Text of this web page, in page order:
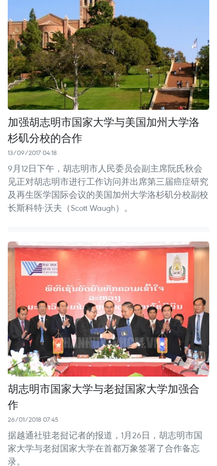
加强胡志明市国家大学与美国加州大学洛
杉矶分校的合作
13/09/2017 04:18
9月12日下午，胡志明市人民委员会副主席阮氏秋会
见正对胡志明市进行工作访问并出席第三届癌症研究
及再生医学国际会议的美国加州大学洛杉矶分校副校
长斯科特·沃夫（Scott Waugh）。
胡志明市国家大学与老挝国家大学加强合
作
26/01/2018 07:45
据越通社驻老挝记者的报道，1月26日，胡志明市国
家大学与老挝国家大学在首都万象签署了合作备忘
录。